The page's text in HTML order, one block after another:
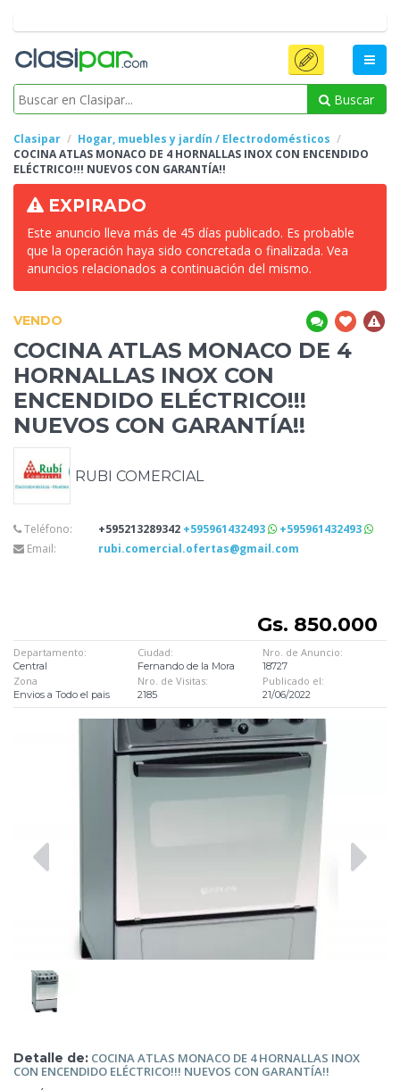
Buscar
Clasipar
Hogar, muebles y jardín / Electrodomésticos
COCINAATLAS MONACO DE 4 HORNALLAS INOX CON ENCENDIDO
ELÉCTRICO!!! NUEVOS CON GARANTÍA!!
EXPIRADO
Este anuncio lleva más de 45 días publicado. Es probable
que la operación haya sido concretada o finalizada. Vea
anuncios relacionados a continuación del mismo.
VENDO
COCINA ATLAS MONACO DE 4
HORNALLAS INOX CON
ENCENDIDO ELÉCTRICO!!!
NUEVOS CON GARANTÍA!!
RUBI COMERCIAL
Teléfono: +595213289342 +595961432493
+595961432493
Email:
rubi.comercial.ofertas@gmail.com
Gs. 850.000
Departamento:
Central
Ciudad:
Fernando de la Mora
Nro. de Anuncio:
18727
Zona
Envios a Todo el pais
Nro. de Visitas:
2185
Publicado el:
21/06/2022
Detalle de: COCINAATLAS MONACO DE 4 HORNALLAS INOX
CON ENCENDIDO ELÉCTRICO!!! NUEVOS CON GARANTÍA!!